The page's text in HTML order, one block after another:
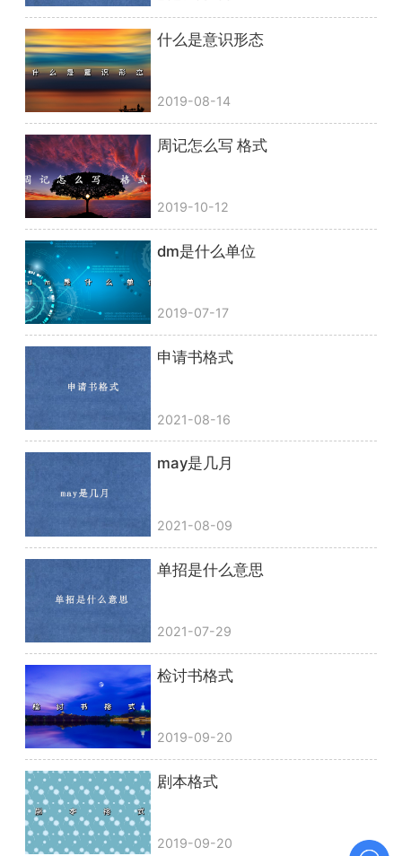
什么是意识形态
2019-08-14
周记怎么写 格式
2019-10-12
dm是什么单位
2019-07-17
申请书格式
2021-08-16
may是几月
2021-08-09
单招是什么意思
2021-07-29
检讨书格式
2019-09-20
剧本格式
2019-09-20